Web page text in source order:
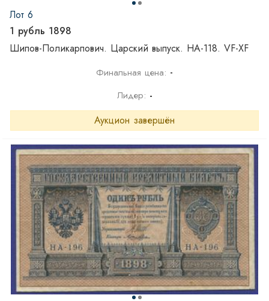
Лот 6
1 рубль 1898
Шипов-Поликарпович. Царский выпуск. НА-118. VF-XF
Финальная цена: -
Лидер: -
Аукцион завершён